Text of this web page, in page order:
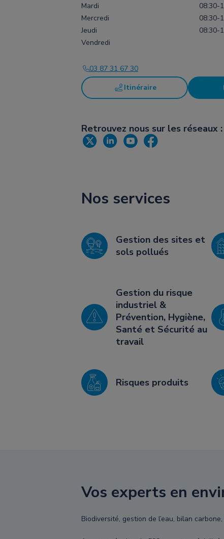
Mardi
08:30-
Mercredi
08:30-
Jeudi
08:30-
Vendredi
03 87 31 67 30
Itinéraire
Retrouvez nous sur les réseaux :
Nos services
Gestion des sites et
sols pollués
Gestion du risque
industriel &
Prévention, Hygiène,
Santé et Sécurité au
travail
Risques produits
Vos experts en
Biodiversité, gestion de l’eau, bilan